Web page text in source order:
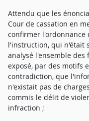
Attendu que les
Cour de cassation en
confirmer l'ordonnance
l'instruction, qui n'était
analysé l'ensemble
exposé, par des motifs
contradiction, que
n'existait pas de
commis le délit de
infraction ;